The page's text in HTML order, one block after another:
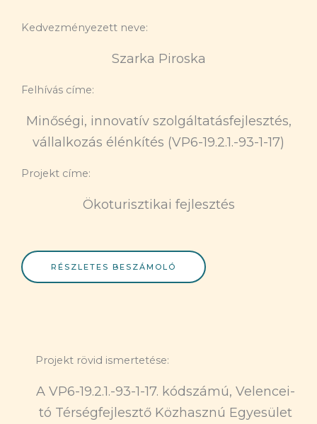
Kedvezményezett neve:
Szarka Piroska
Felhívás címe:
Minőségi, innovatív szolgáltatásfejlesztés,
vállalkozás élénkítés (VP6-19.2.1.-93-1-17)
Projekt címe:
Ökoturisztikai fejlesztés
RÉSZLETES BESZÁMOLÓ
Projekt rövid ismertetése:
A VP6-19.2.1.-93-1-17. kódszámú, Velencei-
tó Térségfejlesztő Közhasznú Egyesület